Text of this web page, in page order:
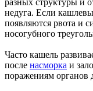
разных структуры и
недуга. Если
появляются рвота и
носогубного
Часто кашель
после насморка и
поражениям органов